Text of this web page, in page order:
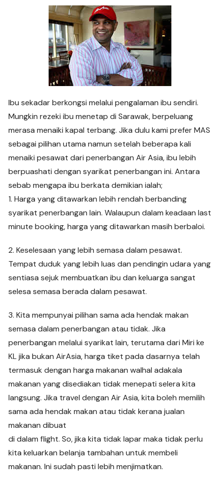
Ibu sekadar berkongsi melalui pengalaman ibu sendiri.
Mungkin rezeki ibu menetap di Sarawak, berpeluang
merasa menaiki kapal terbang. Jika dulu kami prefer MAS
sebagai pilihan utama namun setelah beberapa kali
menaiki pesawat dari penerbangan Air Asia, ibu lebih
berpuashati dengan syarikat penerbangan ini. Antara
sebab mengapa ibu berkata demikian ialah;
1. Harga yang ditawarkan lebih rendah berbanding
syarikat penerbangan lain. Walaupun dalam keadaan last
minute booking, harga yang ditawarkan masih berbaloi.
2. Keselesaan yang lebih semasa dalam pesawat.
Tempat duduk yang lebih luas dan pendingin udara yang
sentiasa sejuk membuatkan ibu dan keluarga sangat
selesa semasa berada dalam pesawat.
3. Kita mempunyai pilihan sama ada hendak makan
semasa dalam penerbangan atau tidak. Jika
penerbangan melalui syarikat lain, terutama dari Miri ke
KL jika bukan AirAsia, harga tiket pada dasarnya telah
termasuk dengan harga makanan walhal adakala
makanan yang disediakan tidak menepati selera kita
langsung. Jika travel dengan Air Asia, kita boleh memilih
sama ada hendak makan atau tidak kerana jualan
makanan dibuat
di dalam flight. So, jika kita tidak lapar maka tidak perlu
kita keluarkan belanja tambahan untuk membeli
makanan. Ini sudah pasti lebih menjimatkan.